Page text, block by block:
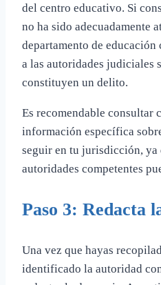
del centro educativo. Si
no ha sido adecuadamente
departamento de
a las autoridades judiciales
constituyen un delito.
Es recomendable consultar
información específica
seguir en tu jurisdicción, ya
autoridades competentes
Paso 3: Redacta
Una vez que hayas
identificado la autoridad